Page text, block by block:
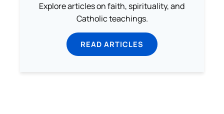
Explore articles on faith, spirituality, and
Catholic teachings.
READ ARTICLES